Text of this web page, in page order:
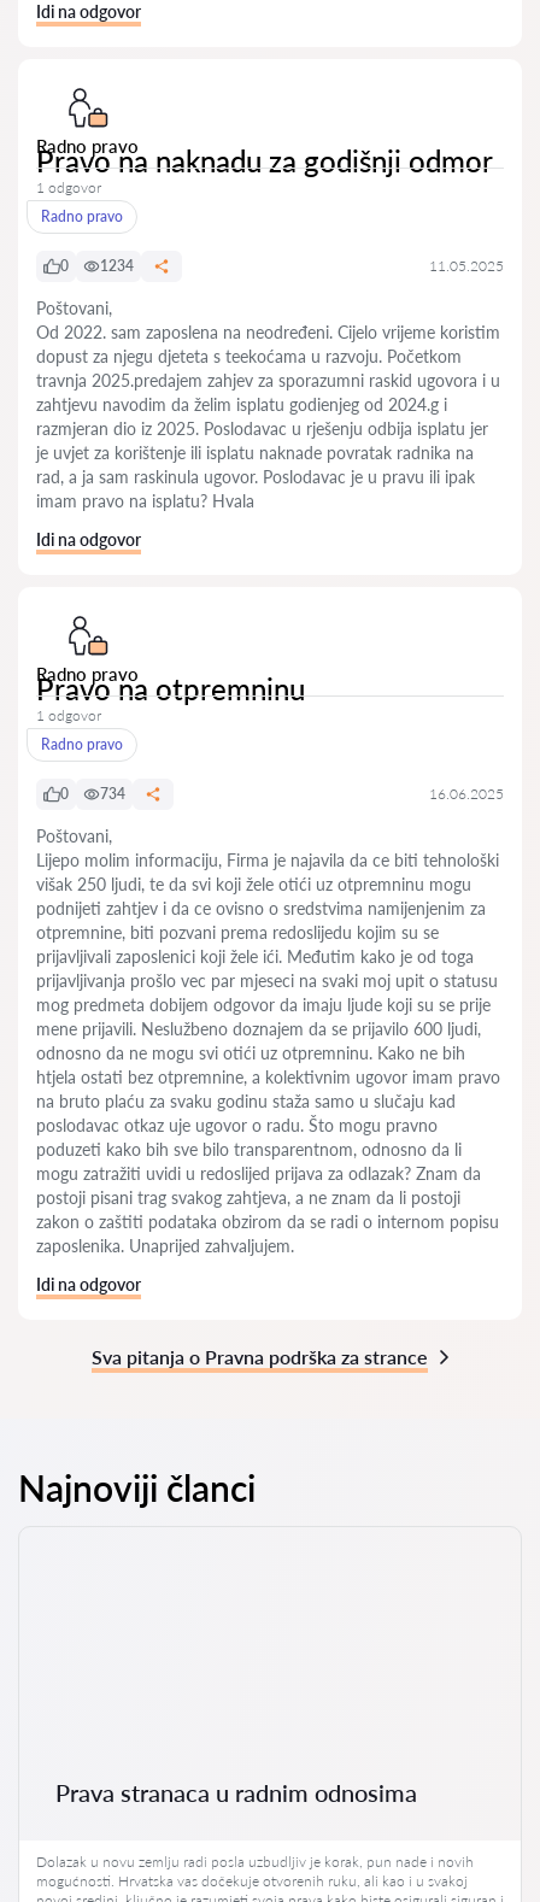
Idi na odgovor
Radno pravo
Pravo na naknadu za godišnji odmor
1 odgovor
Radno pravo
0 1234 11.05.2025
Poštovani,
Od 2022. sam zaposlena na neodređeni. Cijelo vrijeme koristim
dopust za njegu djeteta s teekoćama u razvoju. Početkom
travnja 2025.predajem zahjev za sporazumni raskid ugovora i u
zahtjevu navodim da želim isplatu godienjeg od 2024.g i
razmjeran dio iz 2025. Poslodavac u rješenju odbija isplatu jer
je uvjet za korištenje ili isplatu naknade povratak radnika na
rad, a ja sam raskinula ugovor. Poslodavac je u pravu ili ipak
imam pravo na isplatu? Hvala
Idi na odgovor
Radno pravo
Pravo na otpremninu
1 odgovor
Radno pravo
0 734 16.06.2025
Poštovani,
Lijepo molim informaciju, Firma je najavila da ce biti tehnološki
višak 250 ljudi, te da svi koji žele otići uz otpremninu mogu
podnijeti zahtjev i da ce ovisno o sredstvima namijenjenim za
otpremnine, biti pozvani prema redoslijedu kojim su se
prijavljivali zaposlenici koji žele ići. Međutim kako je od toga
prijavljivanja prošlo vec par mjeseci na svaki moj upit o statusu
mog predmeta dobijem odgovor da imaju ljude koji su se prije
mene prijavili. Neslužbeno doznajem da se prijavilo 600 ljudi,
odnosno da ne mogu svi otići uz otpremninu. Kako ne bih
htjela ostati bez otpremnine, a kolektivnim ugovor imam pravo
na bruto plaću za svaku godinu staža samo u slučaju kad
poslodavac otkaz uje ugovor o radu. Što mogu pravno
poduzeti kako bih sve bilo transparentnom, odnosno da li
mogu zatražiti uvidi u redoslijed prijava za odlazak? Znam da
postoji pisani trag svakog zahtjeva, a ne znam da li postoji
zakon o zaštiti podataka obzirom da se radi o internom popisu
zaposlenika. Unaprijed zahvaljujem.
Idi na odgovor
Sva pitanja o Pravna podrška za strance
Najnoviji članci
Prava stranaca u radnim odnosima
Dolazak u novu zemlju radi posla uzbudljiv je korak, pun nade i novih
mogućnosti. Hrvatska vas dočekuje otvorenih ruku, ali kao i u svakoj